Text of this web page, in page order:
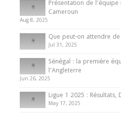
10 May 2024
Internationales
Présentation de l’équipe
du Cameroun
8 August 2025
Ligue 1 / Ligue 2
Présentation de
Cameroun
Aug 8, 2025
Que peut-on attendre
Jul 31, 2025
Sénégal : la première
l’Angleterre
Jun 26, 2025
Ligue 1 2025 :
May 17, 2025